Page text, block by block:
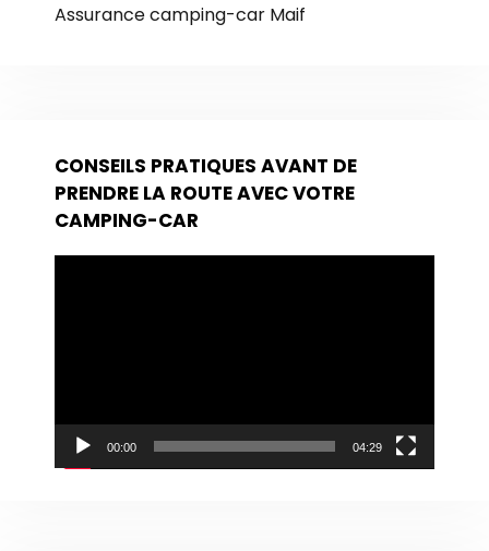
Assurance camping-car Maif
CONSEILS PRATIQUES AVANT DE
PRENDRE LA ROUTE AVEC VOTRE
CAMPING-CAR
00:00 04:29